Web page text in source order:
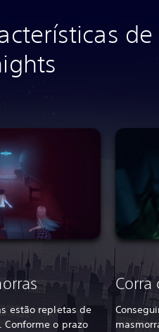
de
estão repletas de
Conforme o prazo
Corra